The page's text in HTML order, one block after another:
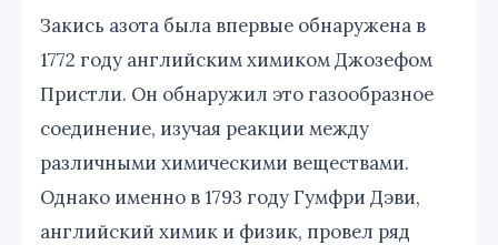
Закись азота была впервые обнаружена в
1772 году английским химиком Джозефом
Пристли. Он обнаружил это газообразное
соединение, изучая реакции между
различными химическими веществами.
Однако именно в 1793 году Гумфри Дэви,
английский химик и физик, провел ряд